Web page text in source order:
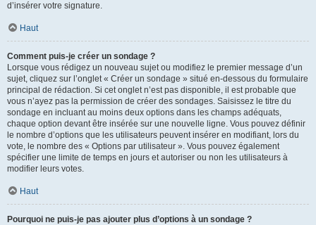
d’insérer votre signature.
Haut
Comment puis-je créer un sondage ?
Lorsque vous rédigez un nouveau sujet ou modifiez le premier message d’un
sujet, cliquez sur l’onglet « Créer un sondage » situé en-dessous du formulaire
principal de rédaction. Si cet onglet n’est pas disponible, il est probable que
vous n’ayez pas la permission de créer des sondages. Saisissez le titre du
sondage en incluant au moins deux options dans les champs adéquats,
chaque option devant être insérée sur une nouvelle ligne. Vous pouvez définir
le nombre d’options que les utilisateurs peuvent insérer en modifiant, lors du
vote, le nombre des « Options par utilisateur ». Vous pouvez également
spécifier une limite de temps en jours et autoriser ou non les utilisateurs à
modifier leurs votes.
Haut
Pourquoi ne puis-je pas ajouter plus d’options à un sondage ?